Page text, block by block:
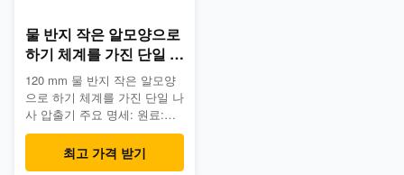
물 반지 작은 알모양으로
하기 체계를 가진 단일 나
사 압출기를 재생하는 플
라스틱 120 Mm
120 mm 물 반지 작은 알모양
으로 하기 체계를 가진 단일 나
사 압출기 주요 명세: 원료:
HDPE 조각, 2-3% 습기 2 완성
품 HDPE 과립 3. 산출과 주요
압출기 유형 산출:
최고 가격 받기